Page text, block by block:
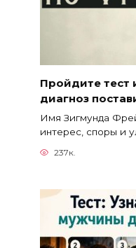
Пройдите тест
диагноз
Имя Зигмунда
интерес, споры и
237к.